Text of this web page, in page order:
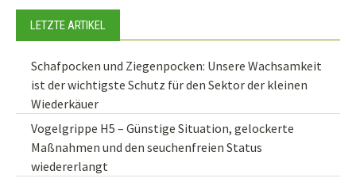
LETZTE ARTIKEL
Schafpocken und Ziegenpocken: Unsere Wachsamkeit
ist der wichtigste Schutz für den Sektor der kleinen
Wiederkäuer
Vogelgrippe H5 – Günstige Situation, gelockerte
Maßnahmen und den seuchenfreien Status
wiedererlangt